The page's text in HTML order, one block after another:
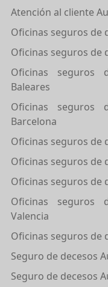
Atención al cliente
Oficinas seguros de
Oficinas seguros de
Oficinas seguros
Baleares
Oficinas seguros
Barcelona
Oficinas seguros de
Oficinas seguros de
Oficinas seguros de
Oficinas seguros
Valencia
Oficinas seguros de
Seguro de decesos
Seguro de decesos